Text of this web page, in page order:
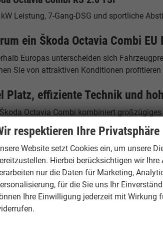
Leistung, 7-Gang-DSG und sportliche
ein Škoda Octavia Combi
Europas unterscheiden sich
Sie von attraktiven Konditionen
Platz, effiziente Technik und
Octavia Combi kombiniert
Damit eignet sich der Kombi
Hamburg – Ihr
19
Hamburg
respektieren Ihre Privatsphäre
Website setzt Cookies ein, um unsere
Hierbei berücksichtigen wir Ihre
nur die Daten für Marketing,
für die Sie uns Ihr
Ihre Einwilligung jederzeit mit Wirkung